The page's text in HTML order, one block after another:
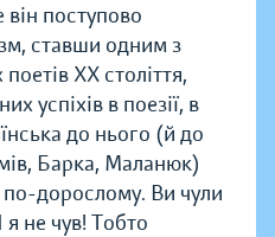
поступово
ставши одним з
ХХ століття,
успіхів в поезії, в
до нього (й до
Барка, Маланюк)
по-дорослому. Ви чули
я не чув! Тобто